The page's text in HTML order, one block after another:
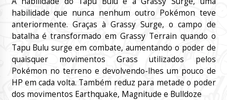
habilidade que nunca nenhum outro Pokémon teve
anteriormente. Graças à Grassy Surge, o campo de
batalha é transformado em Grassy Terrain quando o
Tapu Bulu surge em combate, aumentando o poder de
quaisquer movimentos Grass utilizados pelos
Pokémon no terreno e devolvendo-lhes um pouco de
HP em cada volta. Também reduz para metade o poder
dos movimentos Earthquake, Magnitude e Bulldoze